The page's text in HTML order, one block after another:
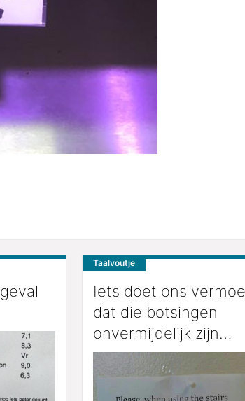
Taalvoutje
Iets doet ons
dat die botsingen
onvermijdelijk zijn…